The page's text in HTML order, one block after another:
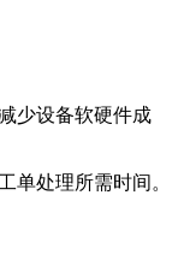
少设备软硬件成
单处理所需时间。